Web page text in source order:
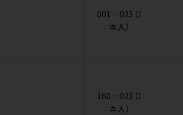
001－023（1
本入）
160－023（1
本入）